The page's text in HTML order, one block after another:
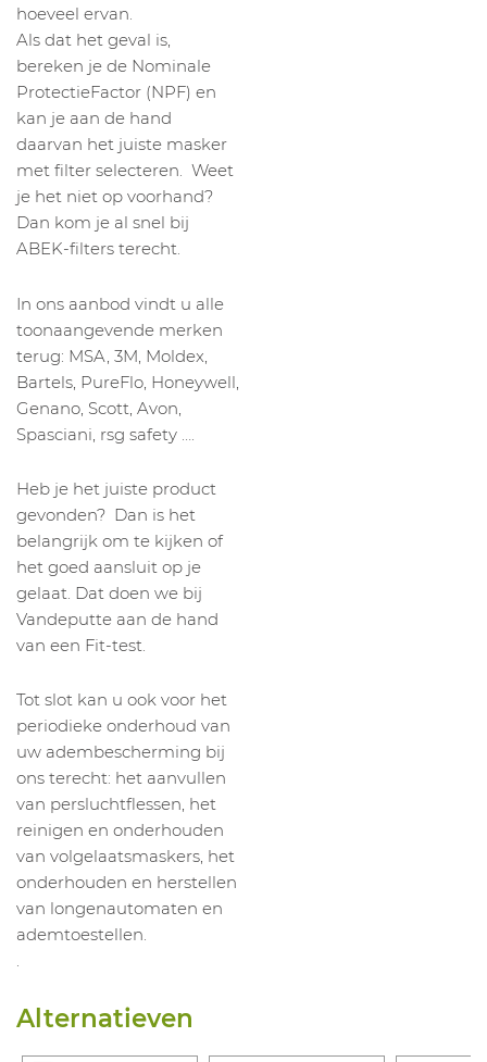
hoeveel ervan.
Als dat het geval is,
bereken je de Nominale
ProtectieFactor (NPF) en
kan je aan de hand
daarvan het juiste masker
met filter selecteren. Weet
je het niet op voorhand?
Dan kom je al snel bij
ABEK-filters terecht.
In ons aanbod vindt u alle
toonaangevende merken
terug: MSA, 3M, Moldex,
Bartels, PureFlo, Honeywell,
Genano, Scott, Avon,
Spasciani, rsg safety ….
Heb je het juiste product
gevonden? Dan is het
belangrijk om te kijken of
het goed aansluit op je
gelaat. Dat doen we bij
Vandeputte aan de hand
van een Fit-test.
Tot slot kan u ook voor het
periodieke onderhoud van
uw adembescherming bij
ons terecht: het aanvullen
van persluchtflessen, het
reinigen en onderhouden
van volgelaatsmaskers, het
onderhouden en herstellen
van longenautomaten en
ademtoestellen.
.
Alternatieven